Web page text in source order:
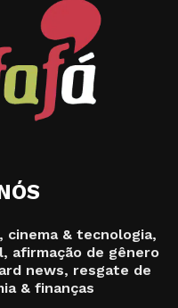
cinema & tecnologia,
afirmação de gênero
news, resgate de
& finanças